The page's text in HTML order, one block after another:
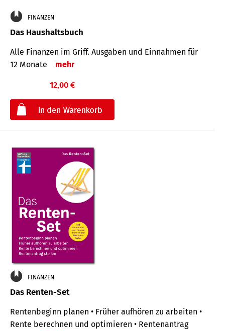
FINANZEN
Das Haushaltsbuch
Alle Finanzen im Griff. Aus­gaben und Ein­nahmen für
12 Monate
mehr
12,00 €
FINANZEN
Das Renten-Set
Rentenbeginn planen • Früher aufhören zu arbeiten •
Rente berechnen und optimieren • Rentenantrag